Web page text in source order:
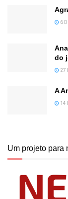
6
do
27
A
14
Um projeto para